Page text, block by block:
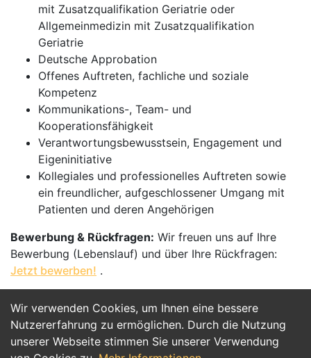
Wir verwenden Cookies, um Ihnen eine bessere
Nutzererfahrung zu ermöglichen. Durch die Nutzung
unserer Webseite stimmen Sie unserer Verwendung
mit Zusatzqualifikation Geriatrie oder
Allgemeinmedizin mit Zusatzqualifikation
Geriatrie
Deutsche Approbation
Offenes Auftreten, fachliche und soziale
Kompetenz
Kommunikations-, Team- und
Kooperationsfähigkeit
Verantwortungsbewusstsein, Engagement und
Eigeninitiative
Kollegiales und professionelles Auftreten sowie
ein freundlicher, aufgeschlossener Umgang mit
Patienten und deren Angehörigen
Bewerbung & Rückfragen: Wir freuen uns auf Ihre
Bewerbung (Lebenslauf) und über Ihre Rückfragen:
Jetzt bewerben! .
Jetzt Bewerben